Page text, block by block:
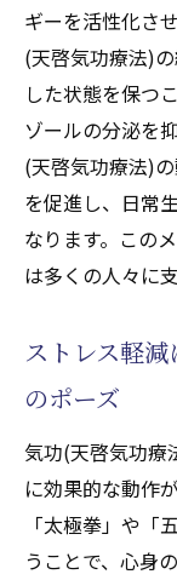
ギーを活性化さ
(天啓気功療法)
した状態を保つ
ゾールの分泌を
(天啓気功療法)
を促進し、日常
なります。この
は多くの人々に
ストレス軽
のポーズ
気功(天啓気功療
に効果的な動作
「太極拳」や「
うことで、心身